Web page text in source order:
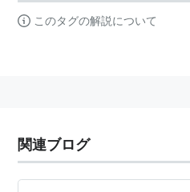
このタグの解説について
関連ブログ